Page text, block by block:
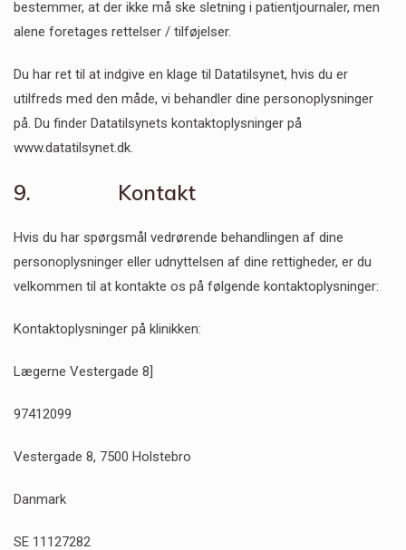
bestemmer, at der ikke må ske sletning i patientjournaler, men
alene foretages rettelser / tilføjelser.
Du har ret til at indgive en klage til Datatilsynet, hvis du er
utilfreds med den måde, vi behandler dine personoplysninger
på. Du finder Datatilsynets kontaktoplysninger på
www.datatilsynet.dk.
9. Kontakt
Hvis du har spørgsmål vedrørende behandlingen af dine
personoplysninger eller udnyttelsen af dine rettigheder, er du
velkommen til at kontakte os på følgende kontaktoplysninger:
Kontaktoplysninger på klinikken:
Lægerne Vestergade 8]
97412099
Vestergade 8, 7500 Holstebro
Danmark
SE 11127282